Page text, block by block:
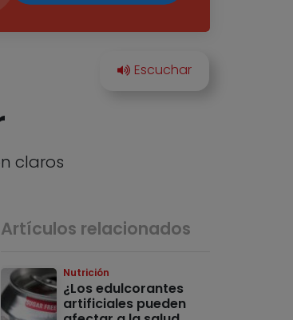
claros
Artículos relacionados
Nutrición
¿Los edulcorantes
artificiales pueden